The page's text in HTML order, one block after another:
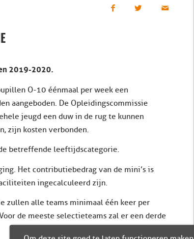
2019-2020.
O-10 éénmaal per week een
aangeboden. De Opleidingscommissie
jeugd een duw in de rug te kunnen
zijn kosten verbonden.
betreffende leeftijdscategorie.
Het contributiebedrag van de mini’s is
ingecalculeerd zijn.
zullen alle teams minimaal één keer per
de meeste selectieteams zal er een derde